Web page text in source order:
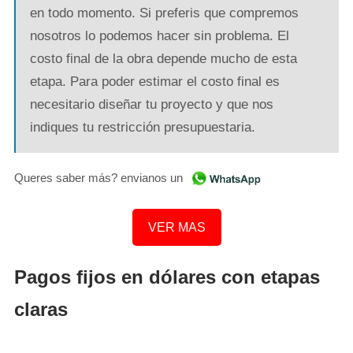
en todo momento. Si preferis que compremos
nosotros lo podemos hacer sin problema. El
costo final de la obra depende mucho de esta
etapa. Para poder estimar el costo final es
necesitario diseñar tu proyecto y que nos
indiques tu restricción presupuestaria.
Queres saber más? envianos un
VER MAS
Pagos fijos en dólares con etapas
claras